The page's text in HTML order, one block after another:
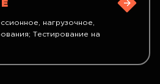
нагрузочное,
Тестирование на